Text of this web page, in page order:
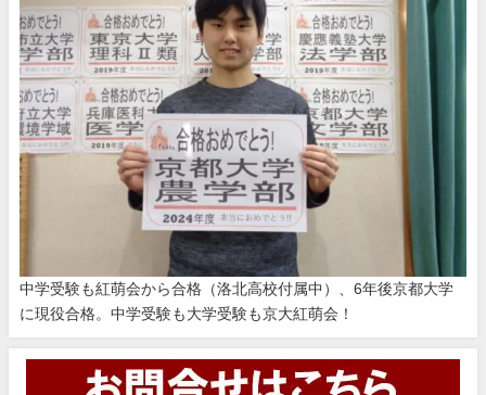
中学受験も紅萌会から合格（洛北高校付属中）、6年後京都大学
に現役合格。中学受験も大学受験も京大紅萌会！